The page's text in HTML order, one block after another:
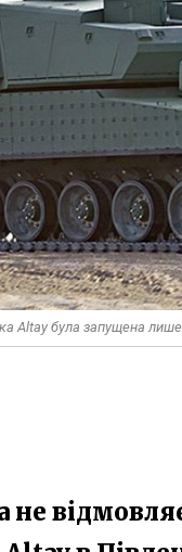
Altay була запущена лише